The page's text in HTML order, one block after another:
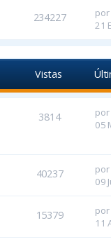
234227 por
21
Vistas
3814 por
05
40237 por
09
15379 por
11